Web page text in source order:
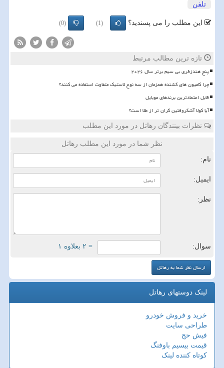
تلفن
این مطلب را می پسندید؟ (1)
(0)
تازه ترین مطالب مرتبط
پنج هندزفری بی سیم برتر سال ۲۰۲۶
چرا کامیون های کشنده همزمان از سه نوع لاستیک متفاوت استفاده می کنند؟
قابل اعتمادترین برندهای موبایل
آیا کولا آشکروفتین گران تر از طلا است؟
نظرات بینندگان رهاتل در مورد این مطلب
نظر شما در مورد این مطلب رهاتل
نام:
ایمیل:
نظر:
سوال: = ۲ بعلاوه ۱
لینک دوستهای رهاتل
خرید و فروش خودرو
طراحی سایت
فیش حج
قیمت بیسیم باوفنگ
کوتاه کننده لینک